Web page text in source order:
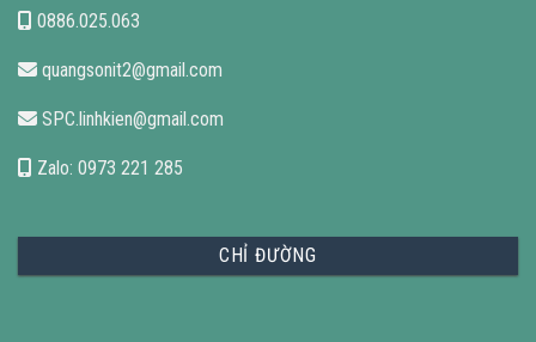
0886.025.063
quangsonit2@gmail.com
SPC.linhkien@gmail.com
Zalo: 0973 221 285
CHỈ ĐƯỜNG